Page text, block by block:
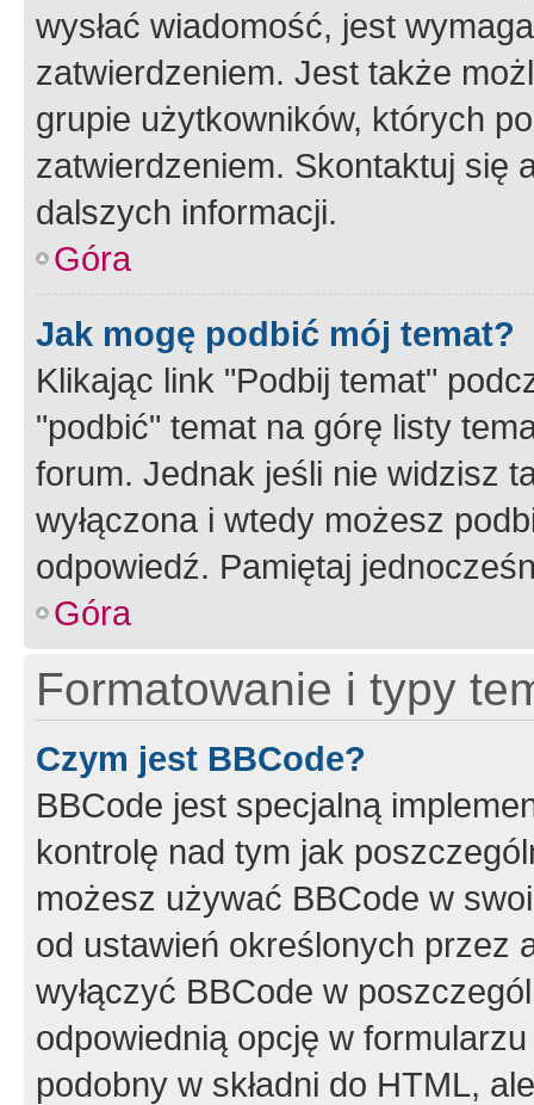
wysłać wiadomość, jest
zatwierdzeniem. Jest także
grupie użytkowników, których
zatwierdzeniem. Skontaktuj się
dalszych informacji.
Góra
Jak mogę podbić mój temat?
Klikając link "Podbij temat"
"podbić" temat na górę listy
forum. Jednak jeśli nie widzisz
wyłączona i wtedy możesz
odpowiedź. Pamiętaj
Góra
Formatowanie i typy
Czym jest BBCode?
BBCode jest specjalną
kontrolę nad tym jak
możesz używać BBCode w
od ustawień określonych przez
wyłączyć BBCode w
odpowiednią opcję w
podobny w składni do HTML,